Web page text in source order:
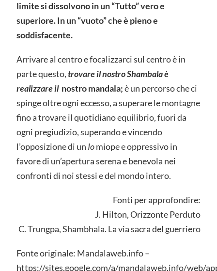
limite si dissolvono in un “Tutto” vero e
superiore. In un “vuoto” che è pieno e
soddisfacente.
Arrivare al centro e focalizzarci sul centro è in
parte questo,trovare il nostro Shambala è
realizzare il nostro mandala;è un percorso che ci
spinge oltre ogni eccesso, a superare le montagne
fino a trovare il quotidiano equilibrio, fuori da
ogni pregiudizio, superando e vincendo
l’opposizione di un Iomiope e oppressivo in
favore di un’apertura serena e benevola nei
confronti di noi stessi e del mondo intero.
Fonti per approfondire:
J. Hilton, Orizzonte Perduto
C. Trungpa, Shambhala. La via sacra del guerriero
Fonte originale: Mandalaweb.info –
https://sites.google.com/a/mandalaweb.info/web/